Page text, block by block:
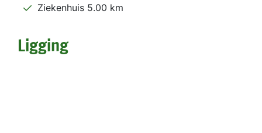
Ziekenhuis 5.00 km
Ligging